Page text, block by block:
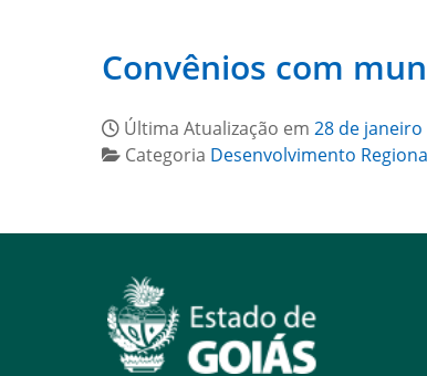
Convênios com
Última Atualização em 28 de janeiro
Categoria Desenvolvimento